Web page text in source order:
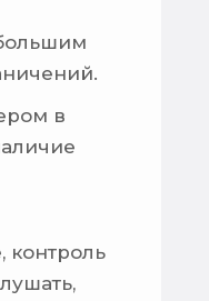
в
контроль